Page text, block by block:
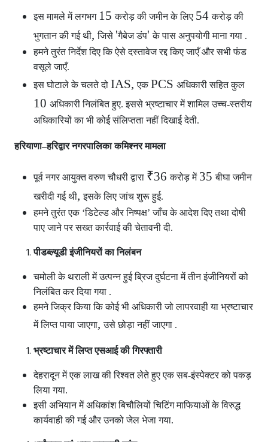
इस मामले में लगभग 15करोड़ की जमीन के लिए 54करोड़ की
भुगतान की गई थी,जिसे 'गैबेज डंप'के पास अनुपयोगी माना गया .
हमने तुरंत निर्देश दिए कि ऐसे दस्तावेज रद्द किए जाएँ और सभी फंड
वसूले जाएँ.
इस घोटाले के चलते दो IAS,एकPCS अधिकारी सहित कुल
10 अधिकारी निलंबित हुए. इससे भ्रष्टाचार में शामिल उच्च-स्तरीय
अधिकारियों का भी कोई संलिप्तता नहीं दिखाई देती.
हरियाणा–हरिद्वार नगरपालिका कमिश्नर मामला
पूर्व नगर आयुक्त वरुण चौधरी द्वारा ₹36करोड़ में 35बीघा जमीन
खरीदी गई थी,इसके लिए जांच शुरू हुई.
हमने तुरंत एक ‘डिटेल्ड और निष्पक्ष’ जाँच के आदेश दिए तथा दोषी
पाए जाने पर सख्त कार्रवाई की चेतावनी दी.
पीडब्ल्यूडी इंजीनियरों का निलंबन
चमोली के थराली में उत्पन्न हुई ब्रिज दुर्घटना में तीन इंजीनियरों को
निलंबित कर दिया गया .
हमने जिक्र किया कि कोई भी अधिकारी जो लापरवाही या भ्रष्टाचार
में लिप्त पाया जाएगा,उसे छोड़ा नहीं जाएगा .
भ्रष्टाचार में लिप्त एसआई की गिरफ्तारी
देहरादून में एक लाख की रिश्वत लेते हुए एक सब-इंस्पेक्टर को पकड़
लिया गया.
इसी अभियान में अधिकांश बिचौलियों चिटिंग माफियाओं के विरुद्ध
कार्यवाही की गई और उनको जेल भेजा गया.